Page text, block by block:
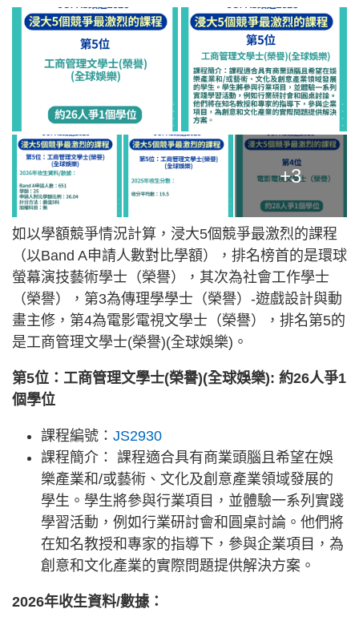
+3
如以學額競爭情況計算，浸大5個競爭最激烈的課程
（以Band A申請人數對比學額），排名榜首的是環球
螢幕演技藝術學士（榮譽），其次為社會工作學士
（榮譽），第3為傳理學學士（榮譽）-遊戲設計與動
畫主修，第4為電影電視文學士（榮譽），排名第5的
是工商管理文學士(榮譽)(全球娛樂)。
第5位：工商管理文學士(榮譽)(全球娛樂): 約26人爭1
個學位
課程編號： JS2930
課程簡介： 課程適合具有商業頭腦且希望在娛
樂產業和/或藝術、文化及創意產業領域發展的
學生。學生將參與行業項目，並體驗一系列實踐
學習活動，例如行業研討會和圓桌討論。他們將
在知名教授和專家的指導下，參與企業項目，為
創意和文化產業的實際問題提供解決方案。
2026年收生資料/數據：